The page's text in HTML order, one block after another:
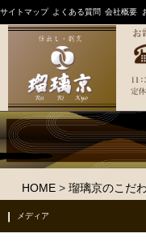
サイトマップ よくある質問 会社概要
HOME >瑠璃京のこだ
メディア